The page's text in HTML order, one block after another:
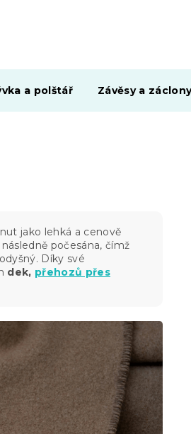
a polštář Závěsy a
jako lehká a cenově
počesána, čímž
Díky své
dek, přehozů přes